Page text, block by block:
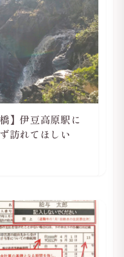
】伊豆高原駅に
訪れてほしい